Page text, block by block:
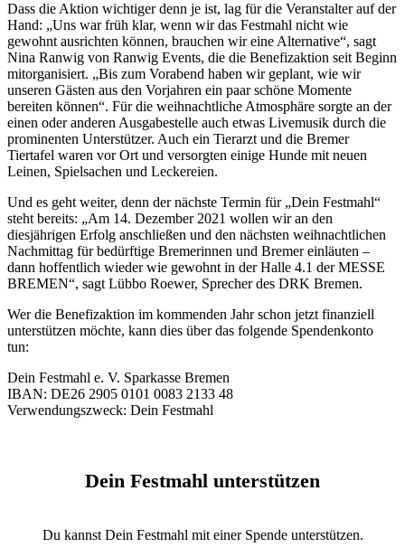
Dass die Aktion wichtiger denn je ist, lag für die Veranstalter auf der
Hand: „Uns war früh klar, wenn wir das Festmahl nicht wie
gewohnt ausrichten können, brauchen wir eine Alternative“, sagt
Nina Ranwig von Ranwig Events, die die Benefizaktion seit Beginn
mitorganisiert. „Bis zum Vorabend haben wir geplant, wie wir
unseren Gästen aus den Vorjahren ein paar schöne Momente
bereiten können“. Für die weihnachtliche Atmosphäre sorgte an der
einen oder anderen Ausgabestelle auch etwas Livemusik durch die
prominenten Unterstützer. Auch ein Tierarzt und die Bremer
Tiertafel waren vor Ort und versorgten einige Hunde mit neuen
Leinen, Spielsachen und Leckereien.
Und es geht weiter, denn der nächste Termin für „Dein Festmahl“
steht bereits: „Am 14. Dezember 2021 wollen wir an den
diesjährigen Erfolg anschließen und den nächsten weihnachtlichen
Nachmittag für bedürftige Bremerinnen und Bremer einläuten –
dann hoffentlich wieder wie gewohnt in der Halle 4.1 der MESSE
BREMEN“, sagt Lübbo Roewer, Sprecher des DRK Bremen.
Wer die Benefizaktion im kommenden Jahr schon jetzt finanziell
unterstützen möchte, kann dies über das folgende Spendenkonto
tun:
Dein Festmahl e. V. Sparkasse Bremen
IBAN: DE26 2905 0101 0083 2133 48
Verwendungszweck: Dein Festmahl
Dein Festmahl unterstützen
Du kannst Dein Festmahl mit einer Spende unterstützen.